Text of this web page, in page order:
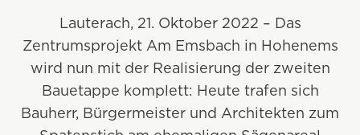
Lauterach, 21. Oktober 2022 – Das
Zentrumsprojekt Am Emsbach in Hohenems
wird nun mit der Realisierung der zweiten
Bauetappe komplett: Heute trafen sich
Bauherr, Bürgermeister und Architekten zum